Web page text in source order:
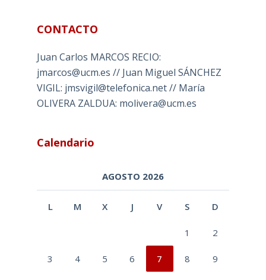
CONTACTO
Juan Carlos MARCOS RECIO:
jmarcos@ucm.es // Juan Miguel SÁNCHEZ
VIGIL: jmsvigil@telefonica.net // María
OLIVERA ZALDUA: molivera@ucm.es
Calendario
AGOSTO 2026
L M X J V S D
1 2
3 4 5 6 7 8 9